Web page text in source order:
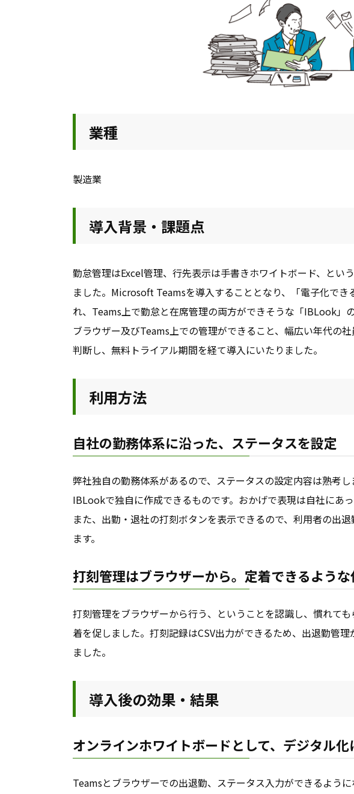
業種
製造業
導入背景・課題点
勤怠管理はExcel管理、行先表示は手書きホワイトボード、とい
ました。Microsoft Teamsを導入することとなり、「電子化で
れ、Teams上で勤怠と在席管理の両方ができそうな「IBLook」
ブラウザー及びTeams上での管理ができること、幅広い年代の
判断し、無料トライアル期間を経て導入にいたりました。
利用方法
自社の勤務体系に沿った、ステータスを設定
弊社独自の勤務体系があるので、ステータスの設定内容は熟考
IBLookで独自に作成できるものです。おかげで表現は自社にあ
また、出勤・退社の打刻ボタンを表示できるので、利用者の出
ます。
打刻管理はブラウザーから。定着できるような
打刻管理をブラウザーから行う、ということを認識し、慣れて
着を促しました。打刻記録はCSV出力ができるため、出退勤管
ました。
導入後の効果・結果
オンラインホワイトボードとして、デジタル化
Teamsとブラウザーでの出退勤、ステータス入力ができるよう